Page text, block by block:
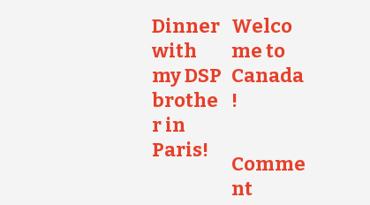
Dinner
with
my DSP
brothe
r in
Paris!
Welco
me to
Canada
!
Comme
nt